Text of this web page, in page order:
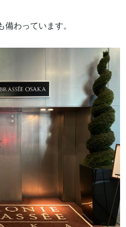
わっています。